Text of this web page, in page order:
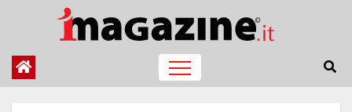
contenuto